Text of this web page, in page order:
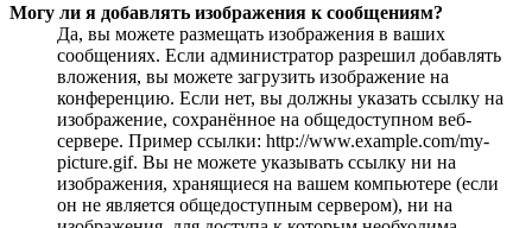
Могу ли я добавлять изображения к сообщениям?
Да, вы можете размещать изображения в ваших
сообщениях. Если администратор разрешил добавлять
вложения, вы можете загрузить изображение на
конференцию. Если нет, вы должны указать ссылку на
изображение, сохранённое на общедоступном веб-
сервере. Пример ссылки: http://www.example.com/my-
picture.gif. Вы не можете указывать ссылку ни на
изображения, хранящиеся на вашем компьютере (если
он не является общедоступным сервером), ни на